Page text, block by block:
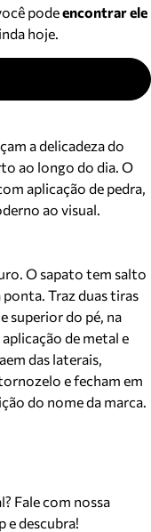
podeencontrar ele
hoje.
a delicadeza do
ao longo do dia. O
aplicação de pedra,
ao visual.
O sapato tem salto
Traz duas tiras
superior do pé, na
de metal e
das laterais,
e fecham em
do nome da marca.
Fale com nossa
e descubra!